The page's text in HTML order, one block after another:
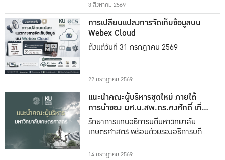
3 สิงหาคม 2569
การเปลี่ยนแปลงการจัดเก็บข้อมูลบน
Webex Cloud
ตั้งแต่วันที่ 31 กรกฎาคม 2569
22 กรกฎาคม 2569
แนะนำคณะผู้บริหารชุดใหม่ ภายใต้
การนำของ ผศ.น.สพ.ดร.คงศักดิ์ เที่ยง
ธรรม
รักษาการแทนอธิการบดีมหาวิทยาลัย
เกษตรศาสตร์ พร้อมด้วยรองอธิการบดีทั้ง
14 กรกฎาคม 2569